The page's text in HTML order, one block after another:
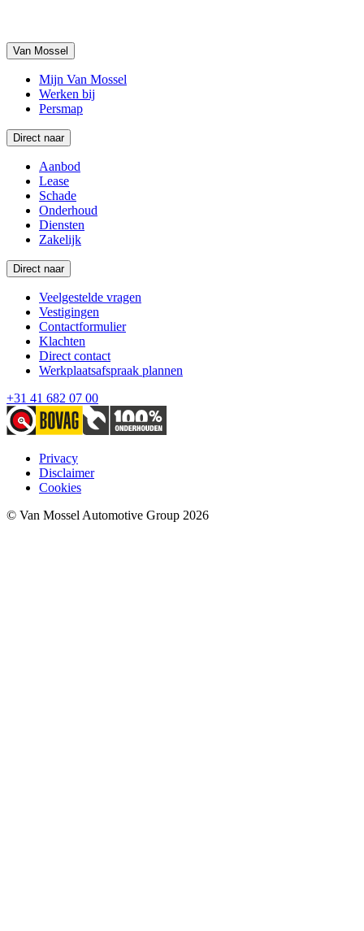
Van Mossel
Mijn Van Mossel
Werken bij
Persmap
Direct naar
Aanbod
Lease
Schade
Onderhoud
Diensten
Zakelijk
Direct naar
Veelgestelde vragen
Vestigingen
Contactformulier
Klachten
Direct contact
Werkplaatsafspraak plannen
+31 41 682 07 00
Privacy
Disclaimer
Cookies
© Van Mossel Automotive Group 2026